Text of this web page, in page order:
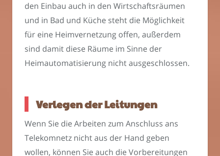
den Einbau auch in den Wirtschaftsräumen
und in Bad und Küche steht die Möglichkeit
für eine Heimvernetzung offen, außerdem
sind damit diese Räume im Sinne der
Heimautomatisierung nicht ausgeschlossen.
Verlegen der Leitungen
Wenn Sie die Arbeiten zum Anschluss ans
Telekomnetz nicht aus der Hand geben
wollen, können Sie auch die Vorbereitungen